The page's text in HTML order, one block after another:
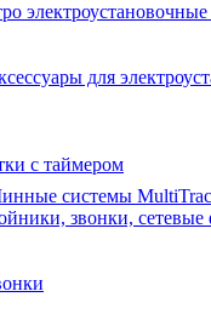
для
с таймером
системы
звонки, сетевые